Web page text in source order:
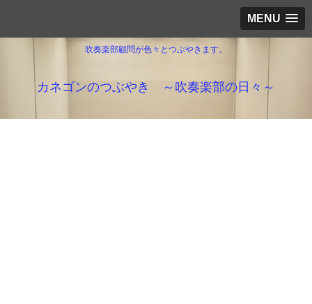
MENU
吹奏楽部顧問が色々とつぶやきます。
カネゴンのつぶやき ～吹奏楽部の日々～